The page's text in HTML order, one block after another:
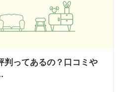
判ってあるの？口コミや